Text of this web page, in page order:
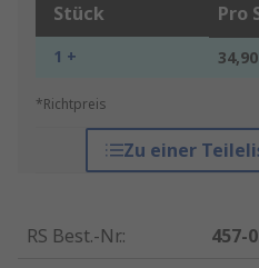
Stück Pro
1 +
*Richtpreis
Zu einer
RS Best.-Nr.:
457-